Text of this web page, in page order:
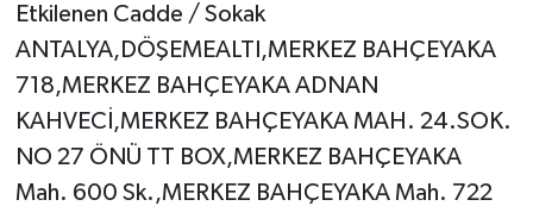
Etkilenen Cadde / Sokak
ANTALYA,DÖŞEMEALTI,MERKEZ BAHÇEYAKA
718,MERKEZ BAHÇEYAKA ADNAN
KAHVECİ,MERKEZ BAHÇEYAKA MAH. 24.SOK.
NO 27 ÖNÜ TT BOX,MERKEZ BAHÇEYAKA
Mah. 600 Sk.,MERKEZ BAHÇEYAKA Mah. 722